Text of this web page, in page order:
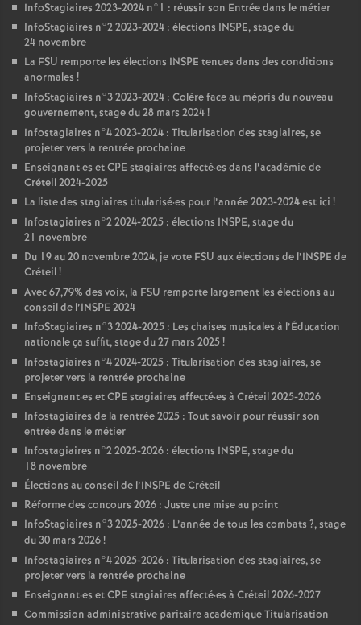
InfoStagiaires 2023-2024 n°1 : réussir son Entrée dans le métier
InfoStagiaires n°2 2023-2024 : élections INSPE, stage du
24 novembre
La FSU remporte les élections INSPE tenues dans des conditions
anormales !
InfoStagiaires n°3 2023-2024 : Colère face au mépris du nouveau
gouvernement, stage du 28 mars 2024!
Infostagiaires n°4 2023-2024 : Titularisation des stagiaires, se
projeter vers la rentrée prochaine
Enseignant·es etCPE stagiaires affecté·es dans l’académie de
Créteil 2024-2025
La liste des stagiaires titularisé·es pour l’année 2023-2024 est ici !
Infostagiaires n°2 2024-2025 : élections INSPE, stage du
21 novembre
Du 19 au 20 novembre 2024, je vote FSU aux élections de l’INSPE de
Créteil!
Avec 67,79% des voix, la FSU remporte largement les élections au
conseil de l’INSPE 2024
InfoStagiaires n°3 2024-2025 : Les chaises musicales à l’Éducation
nationale ça suffit, stage du 27 mars 2025!
Infostagiaires n°4 2024-2025 : Titularisation des stagiaires, se
projeter vers la rentrée prochaine
Enseignant·es etCPE stagiaires affecté·es à Créteil 2025-2026
Infostagiaires de la rentrée 2025 : Tout savoir pour réussir son
entrée dans le métier
Infostagiaires n°2 2025-2026 : élections INSPE, stage du
18 novembre
Élections au conseil de l’INSPE de Créteil
Réforme des concours 2026 : Juste une mise au point
InfoStagiaires n°3 2025-2026 : L’année de tous les combats ?, stage
du 30 mars 2026!
Infostagiaires n°4 2025-2026 : Titularisation des stagiaires, se
projeter vers la rentrée prochaine
Enseignant·es etCPE stagiaires affecté·es à Créteil 2026-2027
Commission administrative paritaire académique Titularisation